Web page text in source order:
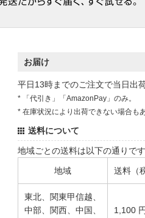
お届け
平日13時までのご注文で当日出
* 「代引き」「AmazonPay」のみ。
* 在庫状況により出荷できない場合も
送料について
地域ごとの送料は以下の通りで
地域 送料（
東北、関東甲信越、
中部、関西、中国、
1,100